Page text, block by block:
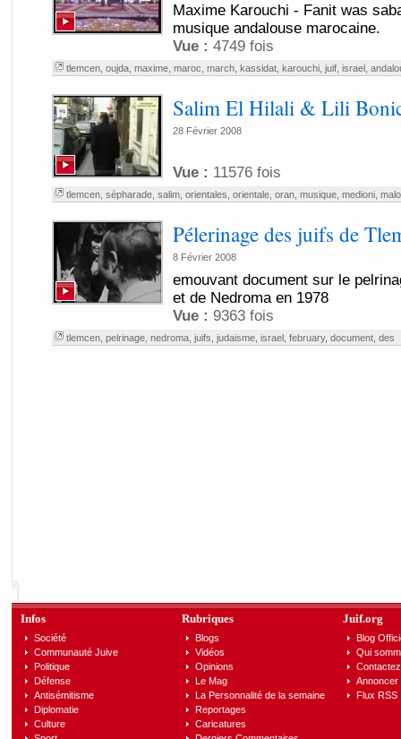
Maxime Karouchi - Fanit was
musique andalouse marocaine.
Vue : 4749 fois
tlemcen, oujda, maxime, maroc march, kassidat, karouchi, juif, israel,
Salim El Hilali & Lili
28 Février 2008
Vue : 11576 fois
tlemcen, sépharade, salim, orientales orientale, oran, musique, medioni,
Pélerinage des juifs de
8 Février 2008
emouvant document sur le
et de Nedroma en 1978
Vue : 9363 fois
tlemcen, pelrinage, nedroma, juifs judaisme, israel, february, document, des
Infos
Société
Communauté Juive
Politique
Défense
Antisémitisme
Diplomatie
Culture
Rubriques
Blogs
Vidéos
Opinions
Le Mag
La Personnalité de la semaine
Reportages
Caricatures
Juif.org
Blog
Qui
Annoncer
Flux RSS